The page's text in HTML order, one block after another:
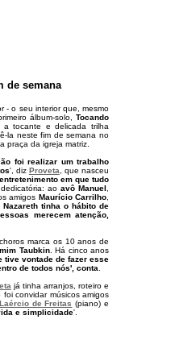
de semana
- o seu interior que, mesmo
álbum-solo, Tocando
a tocante e delicada trilha
la neste fim de semana no
praça da igreja matriz.
foi realizar um trabalho
', diz Proveta , que nasceu
em que tudo
ao avô Manuel
amigos Maurício Carrilho
Nazareth tinha o hábito de
merecem atenção,
marca os 10 anos de
Taubkin. Há cinco anos
tive vontade de fazer esse
de todos nós', conta
já tinha arranjos, roteiro e
convidar músicos amigos
Laércio de Freitas (piano) e
e simplicidade'.